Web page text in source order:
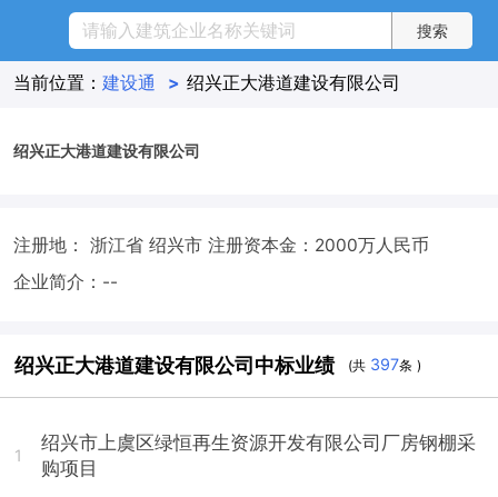
当前位置： 建设通 > 绍兴正大港道建设有限公司
绍兴正大港道建设有限公司
注册地： 浙江省 绍兴市 注册资本金：2000万人民币
企业简介：--
绍兴正大港道建设有限公司中标业绩 (共 397条 )
1
绍兴市上虞区绿恒再生资源开发有限公司厂房钢棚采
购项目